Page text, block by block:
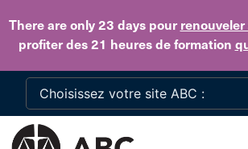
There are only 23 dayspour
profiter des 21 heures de formation
Skip